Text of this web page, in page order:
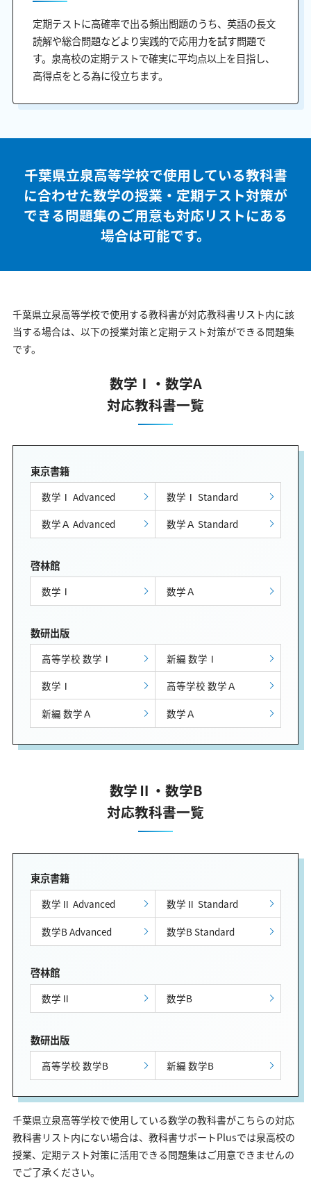
定期テストに高確率で出る頻出問題のうち、英語の長文
読解や総合問題などより実践的で応用力を試す問題で
す。泉高校の定期テストで確実に平均点以上を目指し、
高得点をとる為に役立ちます。
千葉県立泉高等学校で使用している教科書
に合わせた数学の授業・定期テスト対策が
できる問題集のご用意も対応リストにある
場合は可能です。
千葉県立泉高等学校で使用する教科書が対応教科書リスト内に該
当する場合は、以下の授業対策と定期テスト対策ができる問題集
です。
数学Ⅰ・数学A
対応教科書一覧
東京書籍
数学Ⅰ Advanced
数学Ⅰ Standard
数学Ａ Advanced
数学Ａ Standard
啓林館
数学Ⅰ 数学Ａ
数研出版
高等学校 数学Ⅰ
新編 数学Ⅰ
数学Ⅰ
高等学校 数学Ａ
新編 数学Ａ
数学Ａ
数学Ⅱ・数学B
対応教科書一覧
東京書籍
数学Ⅱ Advanced
数学Ⅱ Standard
数学B Advanced
数学B Standard
啓林館
数学Ⅱ 数学B
数研出版
高等学校 数学B 新編 数学B
千葉県立泉高等学校で使用している数学の教科書がこちらの対応
教科書リスト内にない場合は、教科書サポートPlusでは泉高校の
授業、定期テスト対策に活用できる問題集はご用意できませんの
でご了承ください。